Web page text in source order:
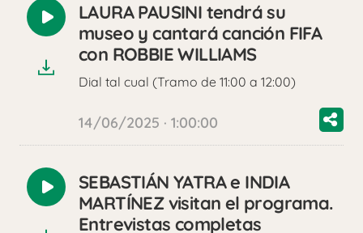
Reproducir
audio
LAURA PAUSINI tendrá su
museo y cantará canción FIFA
con ROBBIE WILLIAMS
Dial tal cual (Tramo de 11:00 a 12:00)
14/06/2025 · 1:00:00
Reproducir
audio
SEBASTIÁN YATRA e INDIA
MARTÍNEZ visitan el programa.
Entrevistas completas